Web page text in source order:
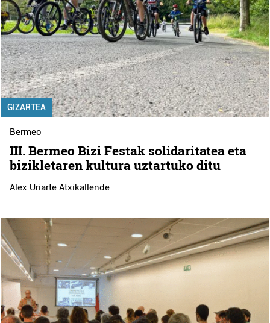
GIZARTEA
Bermeo
III. Bermeo Bizi Festak solidaritatea eta
bizikletaren kultura uztartuko ditu
Alex Uriarte Atxikallende